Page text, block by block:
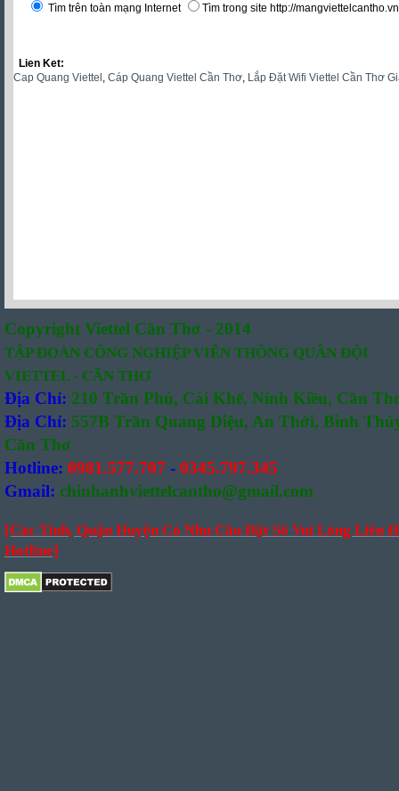
Tìm trên toàn mạng Internet Tìm trong site http://mangviettelcantho.vn
Lien Ket:
Cap Quang Viettel , Cáp Quang Viettel Cần Thơ, Lắp Đặt Wifi Viettel Cần Thơ
Copyright Viettel Cần Thơ - 2014
TẬP ĐOÀN CÔNG NGHIỆP VIỄN THÔNG QUÂN ĐỘI
VIETTEL - CẦN THƠ
Địa Chỉ: 210 Trần Phú, Cái Khế, Ninh Kiều, Cần
Địa Chỉ: 557B Trần Quang Diệu, An Thới, Bình
Cần Thơ
Hotline: 0981.577.707 - 0345.797.345
Gmail: chinhanhviettelcantho@gmail.com
[Các Tỉnh, Quận Huyện Có Nhu Cầu Đặt Số Vui Lòng Liên
Hotline]